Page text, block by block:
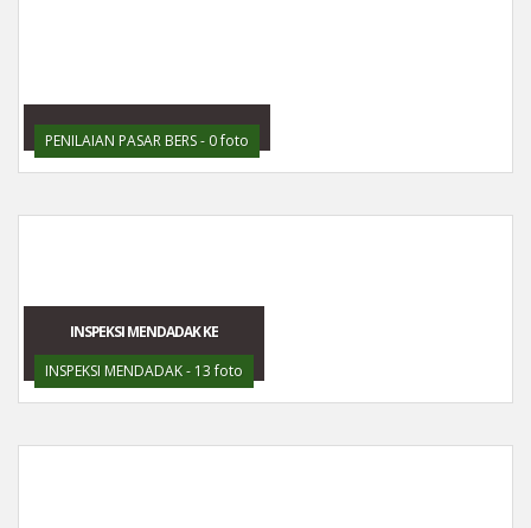
PENILAIAN PASAR BERS - 0 foto
INSPEKSI MENDADAK KE
INSPEKSI MENDADAK - 13 foto